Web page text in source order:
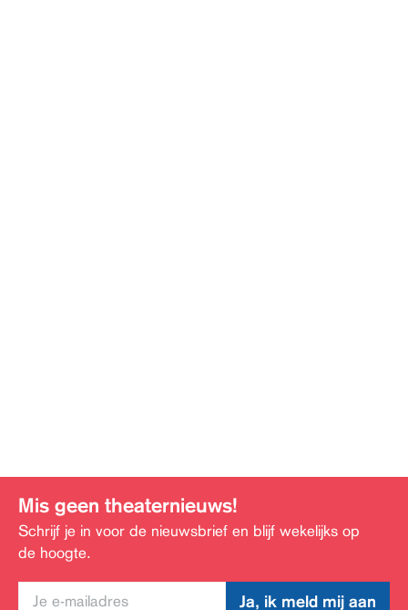
Mis geen theaternieuws!
Schrijf je in voor de nieuwsbrief en blijf wekelijks op
de hoogte.
Ja, ik meld mij aan